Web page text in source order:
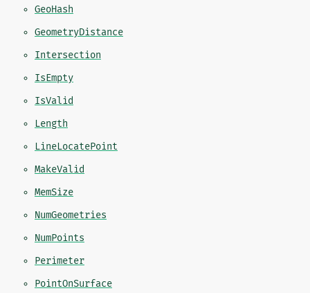
GeoHash
GeometryDistance
Intersection
IsEmpty
IsValid
Length
LineLocatePoint
MakeValid
MemSize
NumGeometries
NumPoints
Perimeter
PointOnSurface